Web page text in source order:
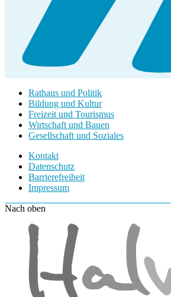
Rathaus und Politik
Bildung und Kultur
Freizeit und Tourismus
Wirtschaft und Bauen
Gesellschaft und Soziales
Kontakt
Datenschutz
Barrierefreiheit
Impressum
Nach oben